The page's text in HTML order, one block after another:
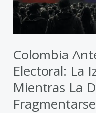
Colombia
Electoral: La
Mientras La
Fragmentarse
izquierda
lidera
mientras
la
derecha
vuelve
a
fragmentarse